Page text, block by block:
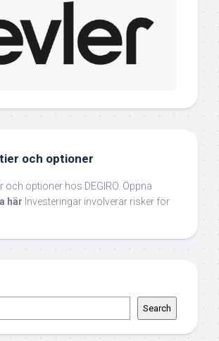
och optioner
och optioner hos DEGIRO. Öppna
här Investeringar involverar risker för
Search